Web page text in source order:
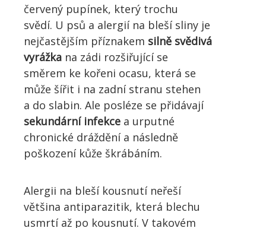
červený pupínek, který trochu
svědí. U psů a alergií na bleší sliny je
nejčastějším příznakem silně svědivá
vyrážka na zádi rozšiřující se
směrem ke kořeni ocasu, která se
může šířit i na zadní stranu stehen
a do slabin. Ale posléze se přidávají
sekundární infekce a urputné
chronické dráždění a následně
poškození kůže škrábáním.
Alergii na bleší kousnutí neřeší
většina antiparazitik, která blechu
usmrtí až po kousnutí. V takovém